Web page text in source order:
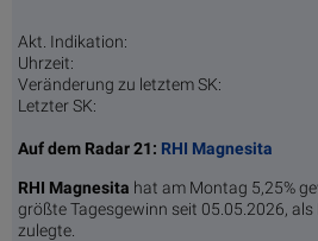
Akt. Indikation:
Uhrzeit:
Veränderung zu letztem SK:
Letzter SK:
Auf dem Radar 21: RHI Magnesita
RHI Magnesita hat am Montag 5,25%
größte Tagesgewinn seit 05.05.2026, als
zulegte.